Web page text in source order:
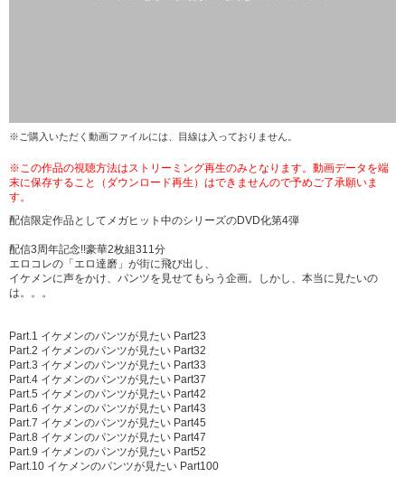
※ご購入いただく動画ファイルには、目線は入っておりません。
※この作品の視聴方法はストリーミング再生のみとなります。動画データを端
末に保存すること（ダウンロード再生）はできませんので予めご了承願いま
す。
配信限定作品としてメガヒット中のシリーズのDVD化第4弾
配信3周年記念!!豪華2枚組311分
エロコレの「エロ達磨」が街に飛び出し、
イケメンに声をかけ、パンツを見せてもらう企画。しかし、本当に見たいの
は。。。
Part.1 イケメンのパンツが見たい Part23
Part.2 イケメンのパンツが見たい Part32
Part.3 イケメンのパンツが見たい Part33
Part.4 イケメンのパンツが見たい Part37
Part.5 イケメンのパンツが見たい Part42
Part.6 イケメンのパンツが見たい Part43
Part.7 イケメンのパンツが見たい Part45
Part.8 イケメンのパンツが見たい Part47
Part.9 イケメンのパンツが見たい Part52
Part.10 イケメンのパンツが見たい Part100